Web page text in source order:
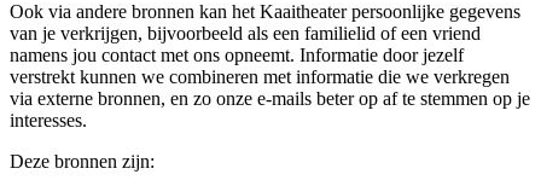
Ook via andere bronnen kan het Kaaitheater persoonlijke gegevens
van je verkrijgen, bijvoorbeeld als een familielid of een vriend
namens jou contact met ons opneemt. Informatie door jezelf
verstrekt kunnen we combineren met informatie die we verkregen
via externe bronnen, en zo onze e-mails beter op af te stemmen op je
interesses.
Deze bronnen zijn: